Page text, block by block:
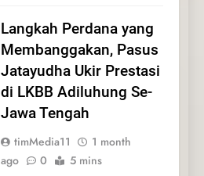
Langkah Perdana yang
Membanggakan, Pasus
Jatayudha Ukir Prestasi
di LKBB Adiluhung Se-
Jawa Tengah
timMedia11
1 month
ago
0 5 mins